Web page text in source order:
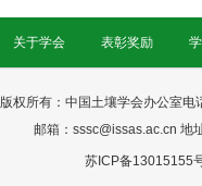
关于学会 表彰奖励
版权所有：中国土壤学会办公室
邮箱：sssc@issas.ac.cn 地
苏ICP备13015155